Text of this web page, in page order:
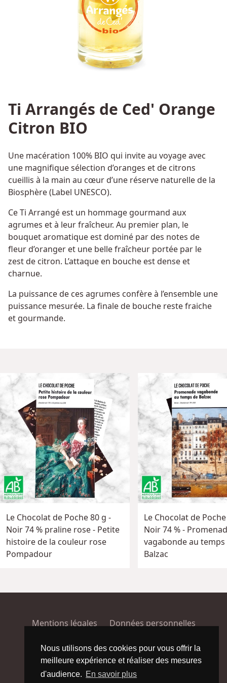
Nous utilisons des cookies pour vous offrir la
meilleure expérience et réaliser des mesures
d'audience. En savoir plus
Ti Arrangés de Ced' Orange
Citron BIO
Une macération 100% BIO qui invite au voyage avec
une magnifique sélection d’oranges et de citrons
cueillis à la main au cœur d’une réserve naturelle de la
Biosphère (Label UNESCO).
Ce Ti Arrangé est un hommage gourmand aux
agrumes et à leur fraîcheur. Au premier plan, le
bouquet aromatique est dominé par des notes de
fleur d’oranger et une belle fraîcheur portée par le
zest de citron. L’attaque en bouche est dense et
charnue.
La puissance de ces agrumes confère à l’ensemble une
puissance mesurée. La finale de bouche reste fraiche
et gourmande.
Le Chocolat de Poche 80 g -
Noir 74 % praline rose - Petite
histoire de la couleur rose
Pompadour
Le Chocolat de
Noir 74 % -
vagabonde au temps
Balzac
Mentions légales
Données personnelles
Conditions générales de vente
Plan du site
FacebookInstagram